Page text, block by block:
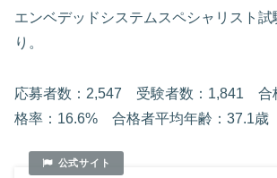
エンベデッドシステムスペシャリスト試
り。
応募者数：2,547 受験者数：1,841
格率：16.6% 合格者平均年齢：37.1歳